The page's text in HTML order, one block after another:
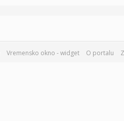
Vremensko okno - widget O portalu